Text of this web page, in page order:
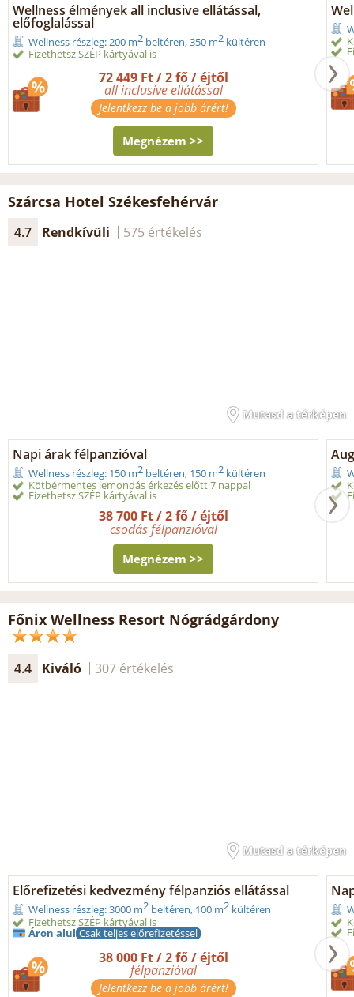
Wellness élmények all inclusive ellátással,
előfoglalással
Wellness részleg: 200 m2 beltéren, 350 m2 kültéren
Fizethetsz SZÉP kártyával is
72 449 Ft / 2 fő / éjtől
all inclusive ellátással
Jelentkezz be a jobb árért!
Megnézem >>
Szárcsa Hotel Székesfehérvár
4.7 Rendkívüli 575 értékelés
Mutasd a térképen
Napi árak félpanzióval
Wellness részleg: 150 m2 beltéren, 150 m2 kültéren
Kötbérmentes lemondás érkezés előtt 7 nappal
Fizethetsz SZÉP kártyával is
38 700 Ft / 2 fő / éjtől
csodás félpanzióval
Megnézem >>
Főnix Wellness Resort Nógrádgárdony
4.4 Kiváló 307 értékelés
Mutasd a térképen
Előrefizetési kedvezmény félpanziós ellátással
Wellness részleg: 3000 m2 beltéren, 100 m2 kültéren
Fizethetsz SZÉP kártyával is
Áron alul Csak teljes előrefizetéssel
38 000 Ft / 2 fő / éjtől
félpanzióval
Jelentkezz be a jobb árért!